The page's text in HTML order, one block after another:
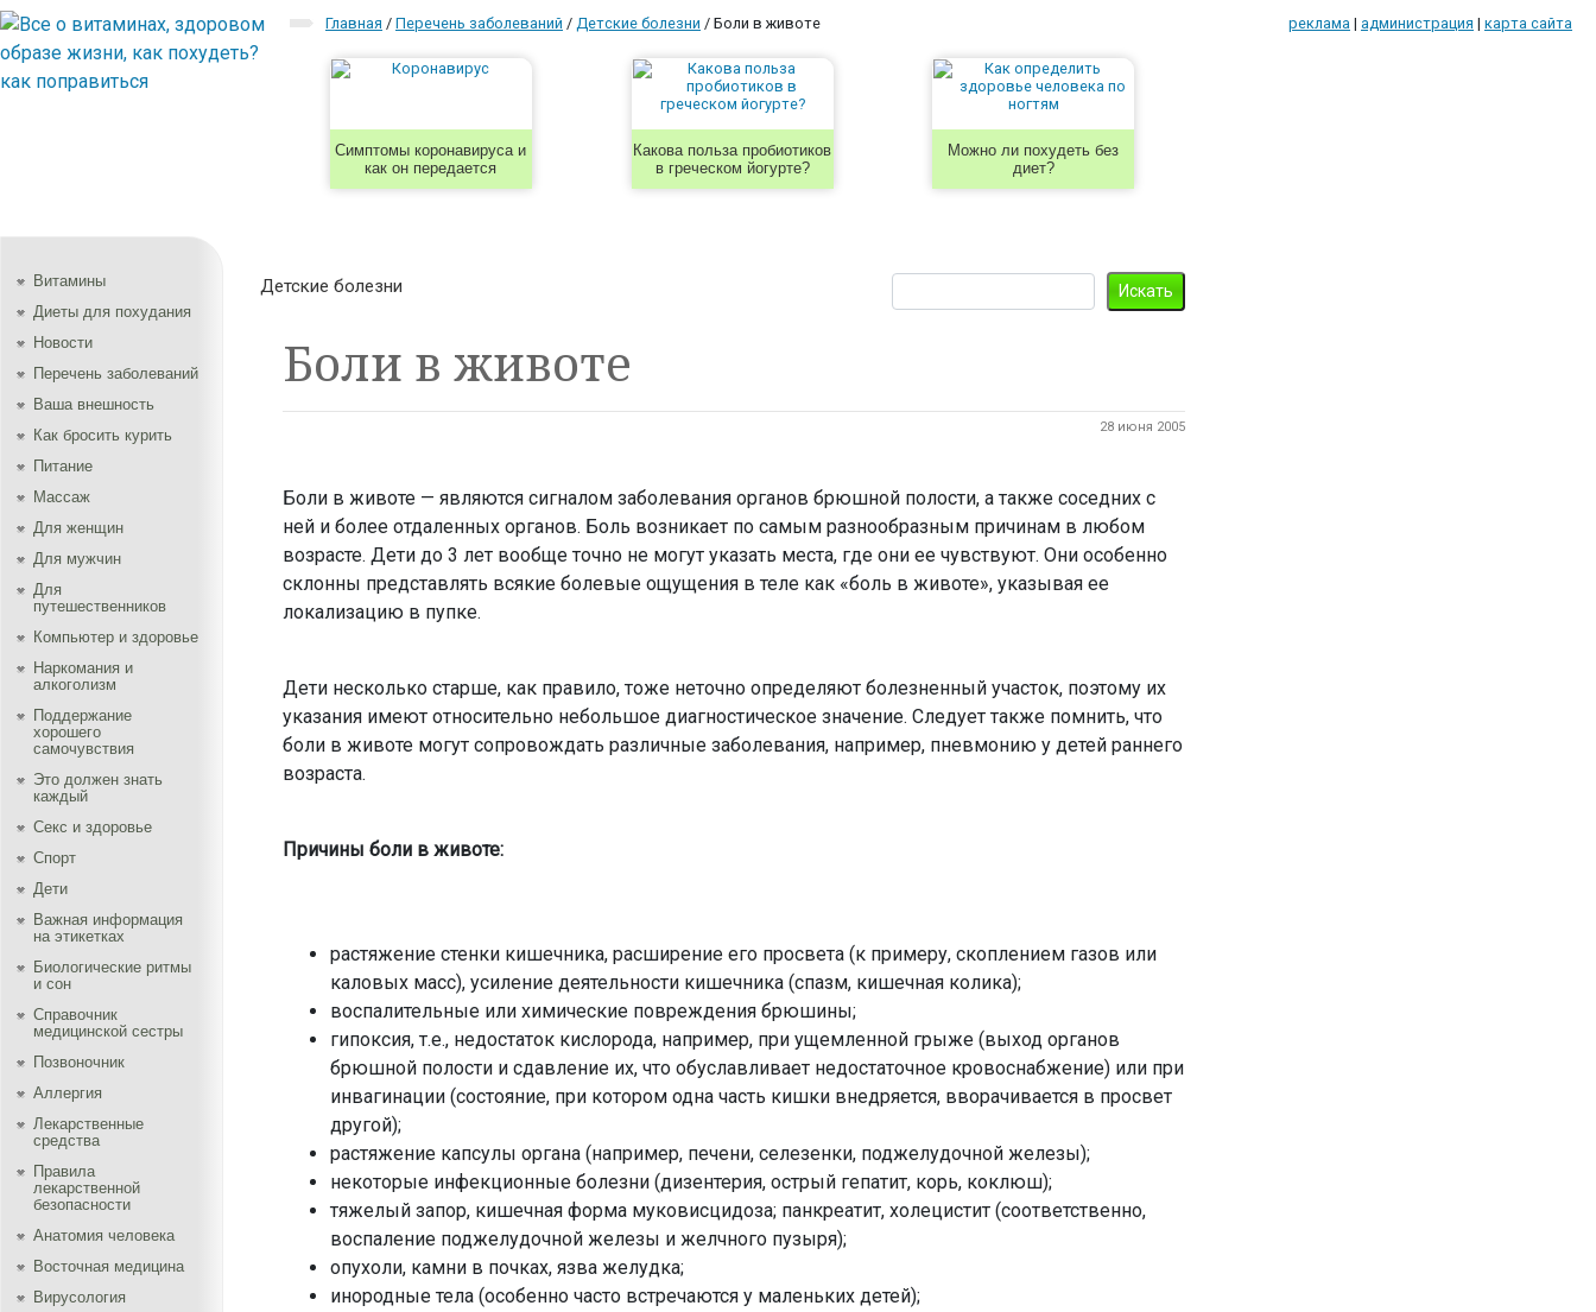
Главная / Перечень заболеваний / Детские болезни / Боли в животе реклама | администрация | карта сайта
Симптомы коронавируса и
как он передается
Какова польза пробиотиков
в греческом йогурте?
Можно ли похудеть без
диет?
Витамины
Диеты для похудания
Новости
Перечень заболеваний
Ваша внешность
Как бросить курить
Питание
Массаж
Для женщин
Для мужчин
Для
путешественников
Компьютер и здоровье
Наркомания и
алкоголизм
Поддержание
хорошего
самочувствия
Это должен знать
каждый
Секс и здоровье
Спорт
Дети
Важная информация
на этикетках
Биологические ритмы
и сон
Справочник
медицинской сестры
Позвоночник
Аллергия
Лекарственные
средства
Правила
лекарственной
безопасности
Aнатомия человека
Восточная медицина
Вирусология
Детские болезни
Боли в животе
28 июня 2005
Боли в животе — являются сигналом заболевания органов брюшной полости, а также соседних с
ней и более отдаленных органов. Боль возникает по самым разнообразным причинам в любом
возрасте. Дети до 3 лет вообще точно не могут указать места, где они ее чувствуют. Они особенно
склонны представлять всякие болевые ощущения в теле как «боль в животе», указывая ее
локализацию в пупке.
Дети несколько старше, как правило, тоже неточно определяют болезненный участок, поэтому их
указания имеют относительно небольшое диагностическое значение. Следует также помнить, что
боли в животе могут сопровождать различные заболевания, например, пневмонию у детей раннего
возраста.
Причины боли в животе:
растяжение стенки кишечника, расширение его просвета (к примеру, скоплением газов или
каловых масс), усиление деятельности кишечника (спазм, кишечная колика);
воспалительные или химические повреждения брюшины;
гипоксия, т.е., недостаток кислорода, например, при ущемленной грыже (выход органов
брюшной полости и сдавление их, что обуславливает недостаточное кровоснабжение) или при
инвагинации (состояние, при котором одна часть кишки внедряется, вворачивается в просвет
другой);
растяжение капсулы органа (например, печени, селезенки, поджелудочной железы);
некоторые инфекционные болезни (дизентерия, острый гепатит, корь, коклюш);
тяжелый запор, кишечная форма муковисцидоза; панкреатит, холецистит (соответственно,
воспаление поджелудочной железы и желчного пузыря);
опухоли, камни в почках, язва желудка;
инородные тела (особенно часто встречаются у маленьких детей);